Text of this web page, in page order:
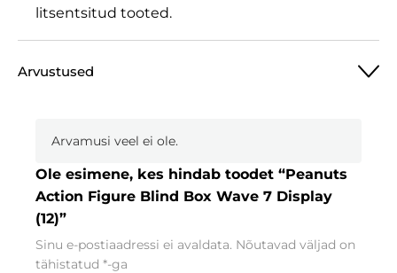
litsentsitud tooted.
Arvustused
Arvamusi veel ei ole.
Ole esimene, kes hindab toodet “Peanuts
Action Figure Blind Box Wave 7 Display
(12)”
Sinu e-postiaadressi ei avaldata. Nõutavad väljad on
tähistatud *-ga